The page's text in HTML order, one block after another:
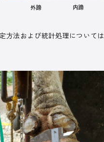
方法および統計処理について